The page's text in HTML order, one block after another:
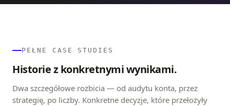
PEŁNE CASE STUDIES
Historie z konkretnymi wynikami.
Dwa szczegółowe rozbicia — od audytu konta, przez
strategię, po liczby. Konkretne decyzje, które przełożyły